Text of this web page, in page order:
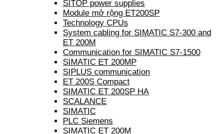
SITOP power supplies
Module mở rộng ET200SP
Technology CPUs
System cabling for SIMATIC S7-300 and
ET 200M
Communication for SIMATIC S7-1500
SIMATIC ET 200MP
SIPLUS communication
ET 200S Compact
SIMATIC ET 200SP HA
SCALANCE
SIMATIC
PLC Siemens
SIMATIC ET 200M